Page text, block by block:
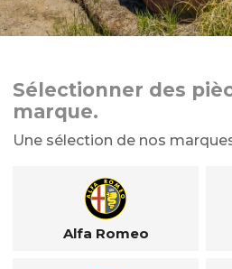
Sélectionner des
marque.
Une sélection de nos
Alfa Romeo